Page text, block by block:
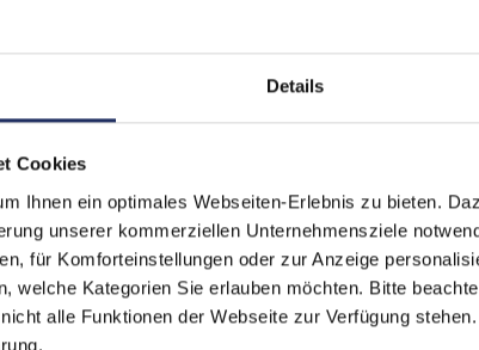
Details
Cookies
Ihnen ein optimales Webseiten-Erlebnis zu bieten.
unserer kommerziellen Unternehmensziele
für Komforteinstellungen oder zur Anzeige
welche Kategorien Sie erlauben möchten. Bitte
alle Funktionen der Webseite zur Verfügung
Rückkamera:
Displayauflösung:
Pixeldichte: